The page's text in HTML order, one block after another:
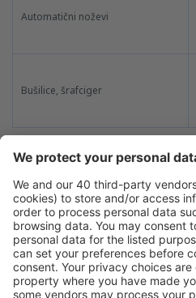
Automatični noževi
Bušilice, šrafciger
ORUŽJE
Predmet